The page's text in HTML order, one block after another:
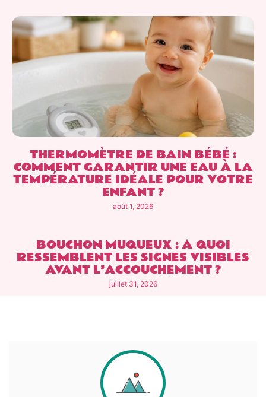
THERMOMÈTRE DE BAIN BÉBÉ :
COMMENT GARANTIR UNE EAU À LA
TEMPÉRATURE IDÉALE POUR VOTRE
ENFANT ?
août 1, 2026
BOUCHON MUQUEUX : À QUOI
RESSEMBLENT LES SIGNES VISIBLES
AVANT L’ACCOUCHEMENT ?
juillet 31, 2026